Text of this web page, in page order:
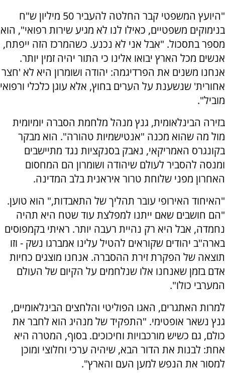
"היועץ המשפטי קבר החלטה להעביר 50 מיליון ש"ח
בנימוקים משפטיים, כאילו לנו לא מגיע שירות רפואי", הוא
מספר בתסכול. "אבל אני לא נכנע. כשהמרכז הזה ייפתח,
אנשים מכל הארץ יבואו אלינו כי התור יהיה זמין יותר.
אנחנו משנים את הפרדיגמה: יהודה ושומרון היא לא 'חצר
אחורית' שנשענת על הערים בחוץ, אלא עוגן כלכלי ורפואי
מוביל".
בזירה הבינלאומית, גנץ מנהל מלחמת הסברה יומיומית
מול מה שהוא מכנה "אנטישמיות טהורה". הוא מבקר
בקונגרס האמריקאי, נאבק בסנקציות נגד מתיישבים
ומנסה להסביר לעולם שיהודה ושומרון הם המחסום
האחרון מפני שלוחת טרור איראנית בלב המדינה.
"האיחוד האירופי עובר תהליך של התאבדות," הוא טוען.
"הם חושבים שאם ייתנו למפלצת עוד שטח היא תהיה
נחמדה, אבל היא רק נהיית רעבה יותר. ראיתי בקמפוסים
בארה"ב יהודים שקוראים להטיל עלינו אמברגו נשק - וזו
תוצאה של הפקרת זירת ההסברה. אנחנו מוצגים כחיות
אדם בזמן שאנחנו אלו שנלחמים על הקיום של העולם
המערבי כולו".
למרות האתגרים, האגו הפוליטי והלחצים הבינלאומיים,
גנץ נשאר אופטימי. "התפקיד של מנהיג הוא לחבר את
כולם, גם כשיש מורכבויות וחיכוכים. בסוף, המטרה היא
אחת: לבנות את הדור הבא, שיהיה ערכי וחלוצי ומוכן
למסור את הנפש למען העם והארץ".